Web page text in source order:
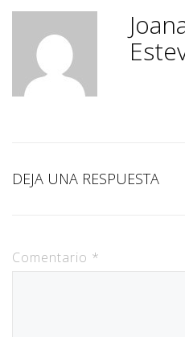
DEJA UNA RESPUESTA
Comentario *